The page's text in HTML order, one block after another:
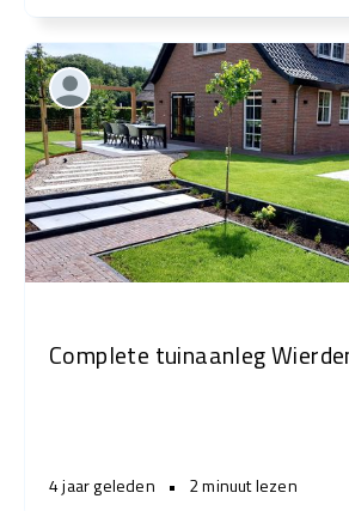
Complete tuinaanleg
4 jaar geleden • 2 minuut lezen